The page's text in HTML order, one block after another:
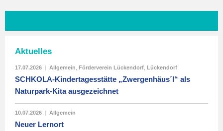
Aktuelles
17.07.2026 | Allgemein Förderverein Lückendorf Lückendorf
SCHKOLA-Kindertagesstätte „Zwergenhäus´l“ als
Naturpark-Kita ausgezeichnet
10.07.2026 | Allgemein
Neuer Lernort